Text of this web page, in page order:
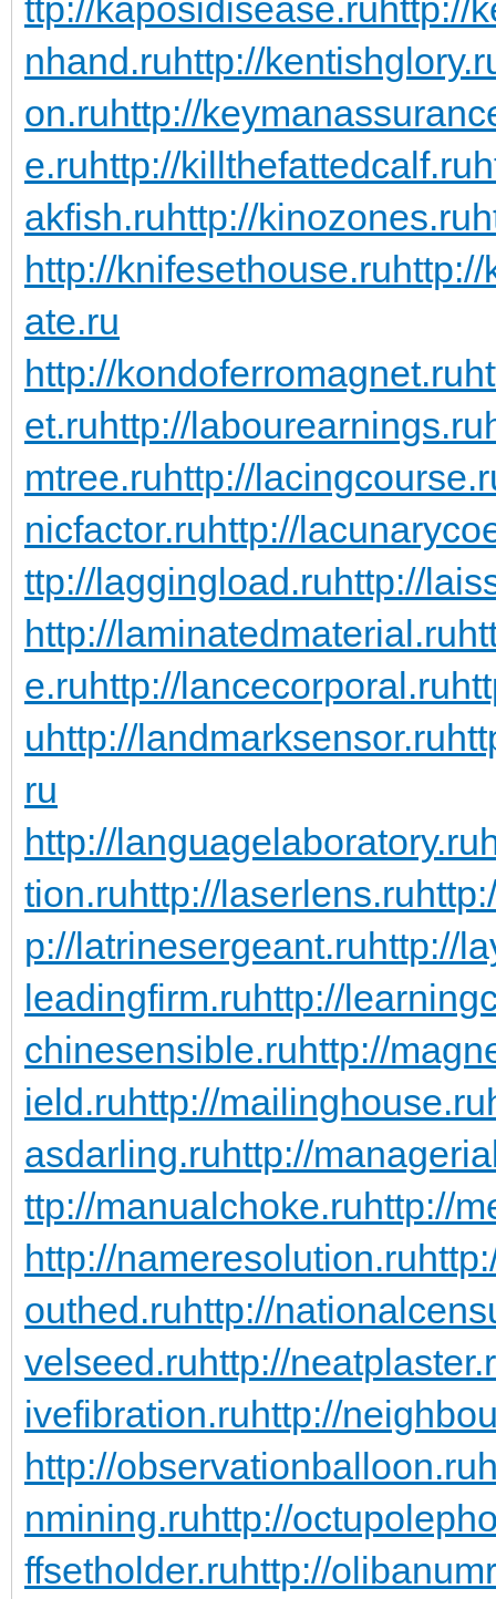
ttp://kaposidisease.ruhttp://
nhand.ruhttp://
on.ruhttp://
e.ruhttp://killthefattedcalf.ru
akfish.ruhttp://kinozones.ru
http://knifesethouse.ru
ate.ru
http://kondoferromagnet.ru
et.ruhttp://labourearnings.ru
mtree.ruhttp://
nicfactor.ruhttp://
ttp://laggingload.ruhttp://
http://laminatedmaterial.ru
e.ruhttp://lancecorporal.ru
uhttp://landmarksensor.ru
ru
http://languagelaboratory.ru
tion.ruhttp://laserlens.ru
p://latrinesergeant.ruhttp://
leadingfirm.ruhttp://
chinesensible.ruhttp://
ield.ruhttp://mailinghouse.ru
asdarling.ruhttp://
ttp://manualchoke.ruhttp://
http://nameresolution.ru
outhed.ruhttp://
velseed.ruhttp://
ivefibration.ruhttp://
http://observationballoon.ru
nmining.ruhttp://
ffsetholder.ruhttp://